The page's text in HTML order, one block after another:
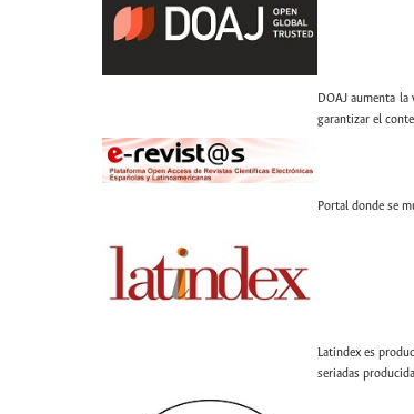
DOAJ aumenta
garantizar el
Portal donde se
Latindex es
seriadas